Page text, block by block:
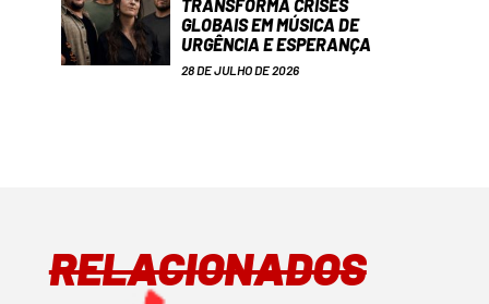
TRANSFORMA CRISES
GLOBAIS EM MÚSICA DE
URGÊNCIA E ESPERANÇA
28 DE JULHO DE 2026
RELACIONADOS